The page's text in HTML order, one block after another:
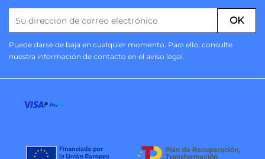
Puede darse de baja en cualquier momento. Para ello, consulte
nuestra información de contacto en el aviso legal.